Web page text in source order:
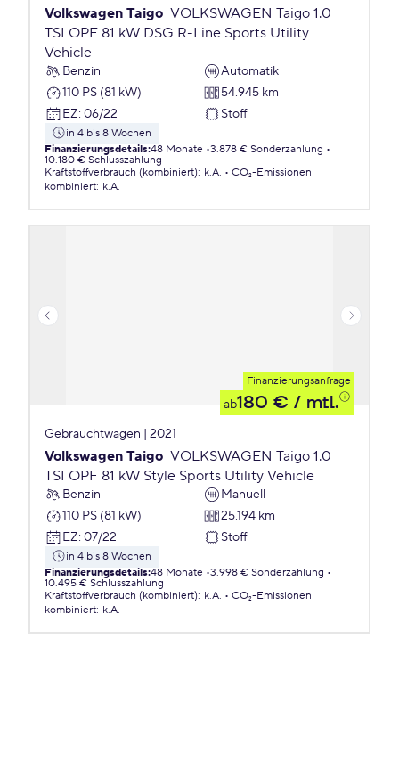
Volkswagen Taigo VOLKSWAGEN Taigo 1.0
TSI OPF 81 kW DSG R-Line Sports Utility
Vehicle
Benzin
Automatik
110 PS (81 kW)
54.945 km
EZ: 06/22 Stoff
in 4 bis 8 Wochen
Finanzierungsdetails:48 Monate 3.878 € Sonderzahlung
10.180 € Schlusszahlung
Kraftstoffverbrauch (kombiniert): k.A.
CO₂-Emissionen
kombiniert: k.A.
Finanzierungsanfrage
ab180 € / mtl.
Gebrauchtwagen | 2021
Volkswagen Taigo VOLKSWAGEN Taigo 1.0
TSI OPF 81 kW Style Sports Utility Vehicle
Benzin
Manuell
110 PS (81 kW)
25.194 km
EZ: 07/22 Stoff
in 4 bis 8 Wochen
Finanzierungsdetails:48 Monate 3.998 € Sonderzahlung
10.495 € Schlusszahlung
Kraftstoffverbrauch (kombiniert): k.A.
CO₂-Emissionen
kombiniert: k.A.